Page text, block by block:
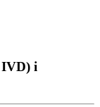
IVD) i